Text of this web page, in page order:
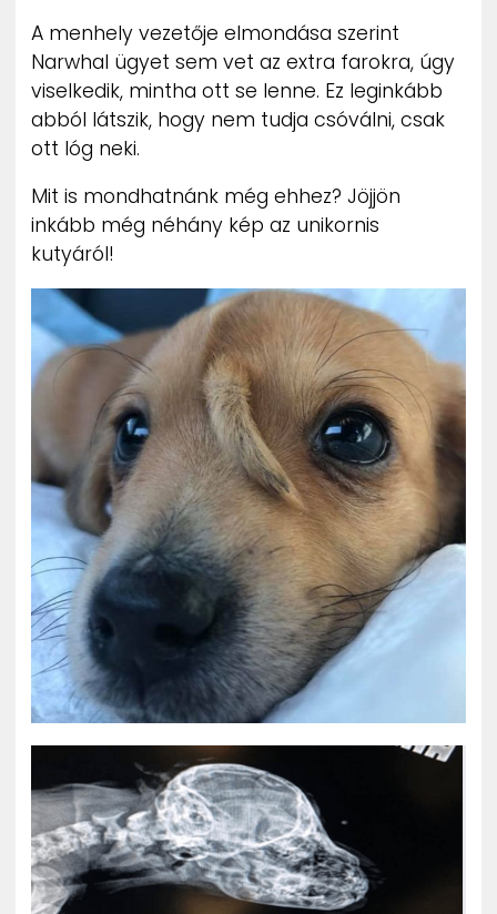
A menhely vezetője elmondása szerint
Narwhal ügyet sem vet az extra farokra, úgy
viselkedik, mintha ott se lenne. Ez leginkább
abból látszik, hogy nem tudja csóválni, csak
ott lóg neki.
Mit is mondhatnánk még ehhez? Jöjjön
inkább még néhány kép az unikornis
kutyáról!